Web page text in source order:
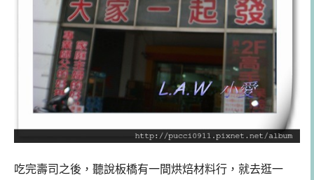
吃完壽司之後，聽說板橋有一間烘焙材料行，就去逛一